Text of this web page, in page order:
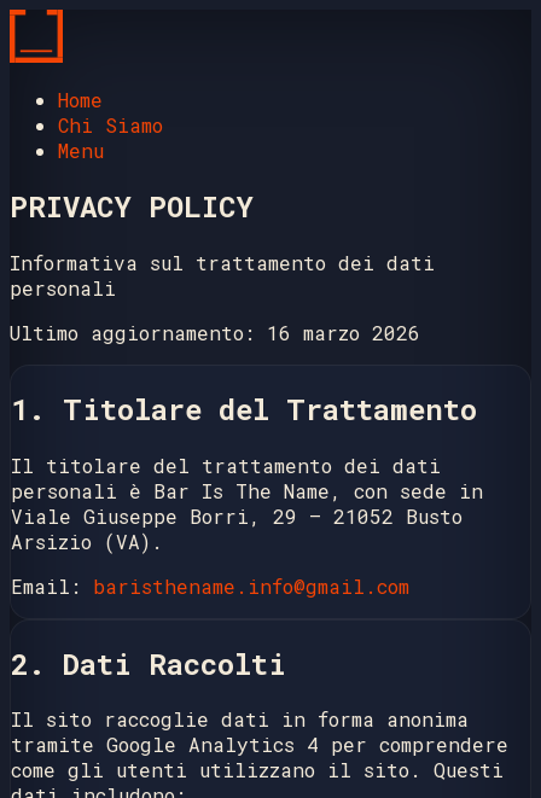
Home
Chi Siamo
Menu
PRIVACY POLICY
Informativa sul trattamento dei dati
personali
Ultimo aggiornamento: 16 marzo 2026
1. Titolare del Trattamento
Il titolare del trattamento dei dati
personali è Bar Is The Name, con sede in
Viale Giuseppe Borri, 29 – 21052 Busto
Arsizio (VA).
Email: baristhename.info@gmail.com
2. Dati Raccolti
Il sito raccoglie dati in forma anonima
tramite Google Analytics 4 per comprendere
come gli utenti utilizzano il sito. Questi